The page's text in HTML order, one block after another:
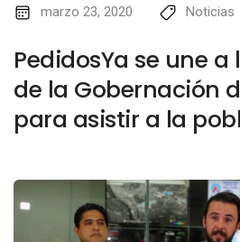
marzo 23, 2020 Noticias
PedidosYa se une a
de la Gobernación
para asistir a la